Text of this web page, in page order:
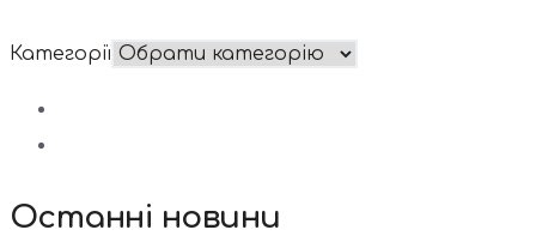
Категорії
Останні новини